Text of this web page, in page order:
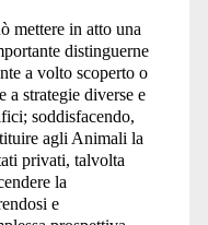
mettere in atto una
distinguerne
a volto scoperto o
a strategie diverse e
soddisfacendo,
agli Animali la
privati, talvolta
la
e